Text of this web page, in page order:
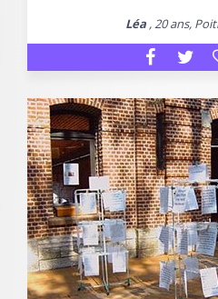
Léa , 20 ans,